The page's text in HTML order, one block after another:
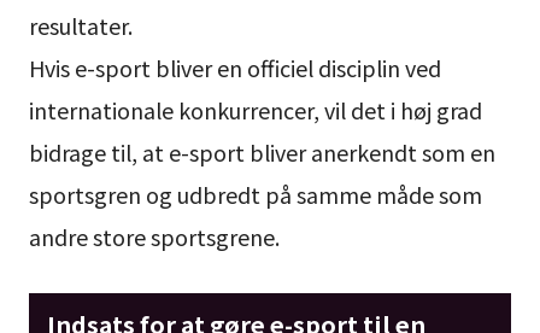
resultater.
Hvis e-sport bliver en officiel disciplin ved
internationale konkurrencer, vil det i høj grad
bidrage til, at e-sport bliver anerkendt som en
sportsgren og udbredt på samme måde som
andre store sportsgrene.
Indsats for at gøre e-sport til en